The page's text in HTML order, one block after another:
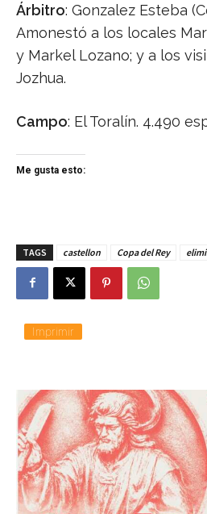
Árbitro: Gonzalez Esteba
Amonestó a los locales
y Markel Lozano; y a los
Jozhua.
Campo: El Toralín. 4.490
Me gusta esto:
TAGS castellon Copa del Rey
Imprimir